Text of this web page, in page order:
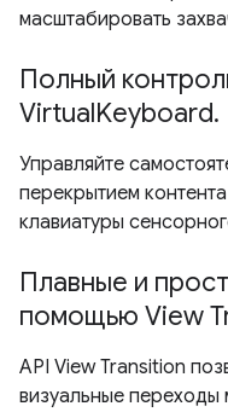
масштабировать
Полный
VirtualKeyboard.
Управляйте
перекрытием
клавиатуры
Плавные и
помощью View
API View Transition
визуальные